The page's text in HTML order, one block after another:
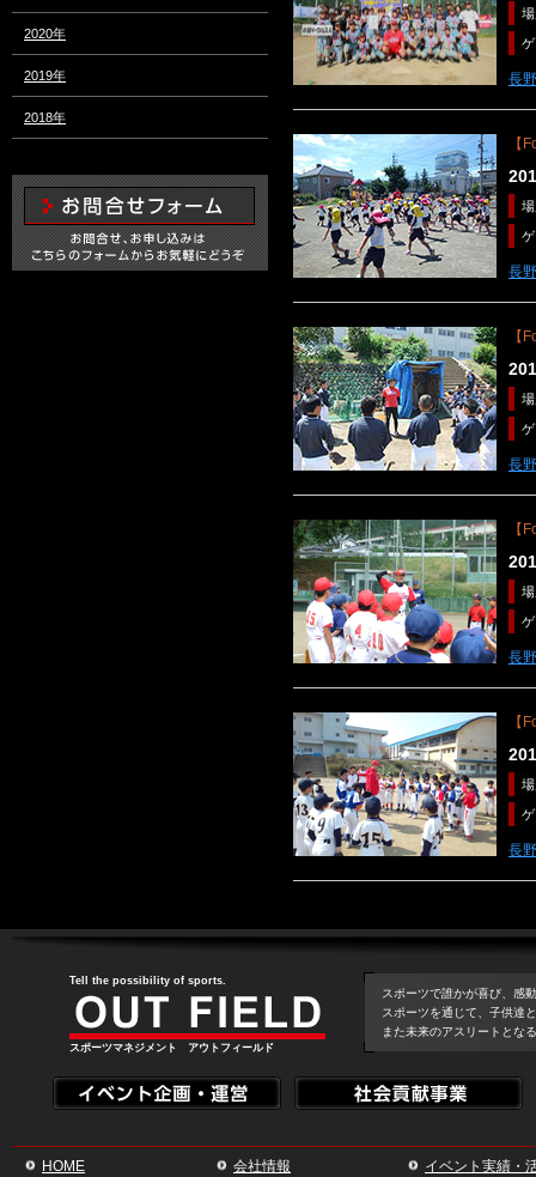
2020年
2019年
2018年
長
【
長
【
長
【
長
【
長
Tell the possibility of sports.
スポーツマネジメント アウトフィールド
スポーツで誰かが喜び、感
スポーツを通じて、子供達
また未来のアスリートとな
HOME 会社情報 イベント実績・